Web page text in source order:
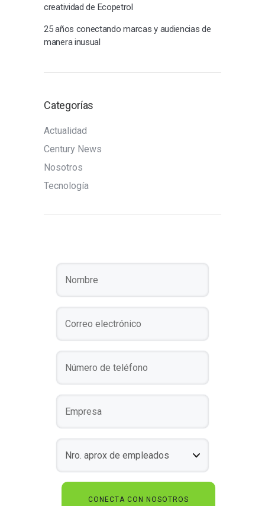
creatividad de Ecopetrol
25 años conectando marcas y audiencias de
manera inusual
Categorías
Actualidad
Century News
Nosotros
Tecnología